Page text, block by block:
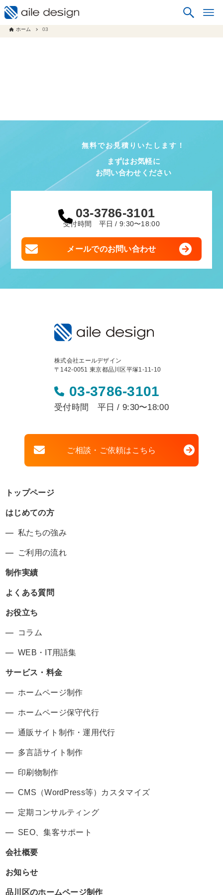
ホーム 03
無料でお見積りいたします！
まずはお気軽に
お問い合わせください
03-3786-3101
受付時間 平日 / 9:30〜18:00
メールでのお問い合わせ
株式会社エールデザイン
〒142-0051 東京都品川区平塚1-11-10
03-3786-3101
受付時間 平日 / 9:30〜18:00
ご相談・ご依頼はこちら
トップページ
はじめての方
私たちの強み
ご利用の流れ
制作実績
よくある質問
お役立ち
コラム
WEB・IT用語集
サービス・料金
ホームページ制作
ホームページ保守代行
通販サイト制作・運用代行
多言語サイト制作
印刷物制作
CMS（WordPress等）カスタマイズ
定期コンサルティング
SEO、集客サポート
会社概要
お知らせ
品川区のホームページ制作